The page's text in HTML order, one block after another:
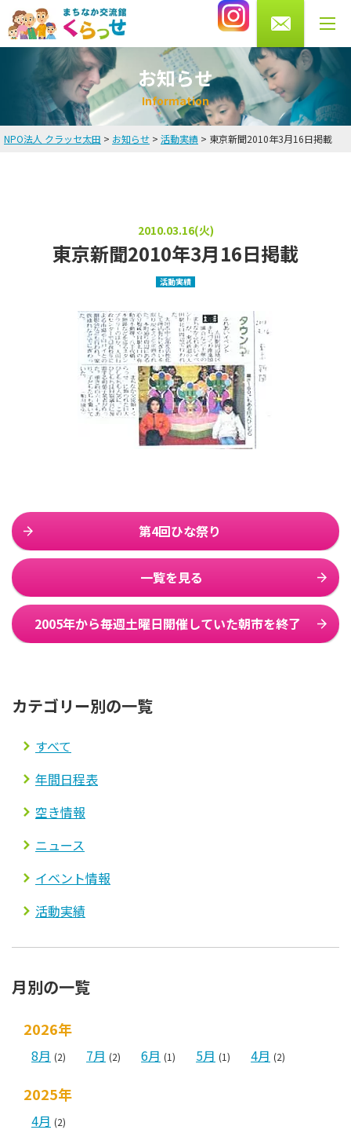
0276-56-4433
受付時間 月・水・木・金 10～13時/14～20時
土曜 9～16時まで（火・日曜休館）
HOME
講師・スタッフ紹介
お知らせ
Information
NPO法人 クラッセ太田 > お知らせ > 活動実績 > 東京新聞2010年3月16日掲載
2010.03.16(火)
東京新聞2010年3月16日掲載
活動実績
第4回ひな祭り
一覧を見る
2005年から毎週土曜日開催していた朝市を終了
カテゴリー別の一覧
すべて
年間日程表
空き情報
ニュース
イベント情報
活動実績
月別の一覧
2026年
8月 (2) 7月 (2) 6月 (1) 5月 (1) 4月 (2)
2025年
4月 (2)